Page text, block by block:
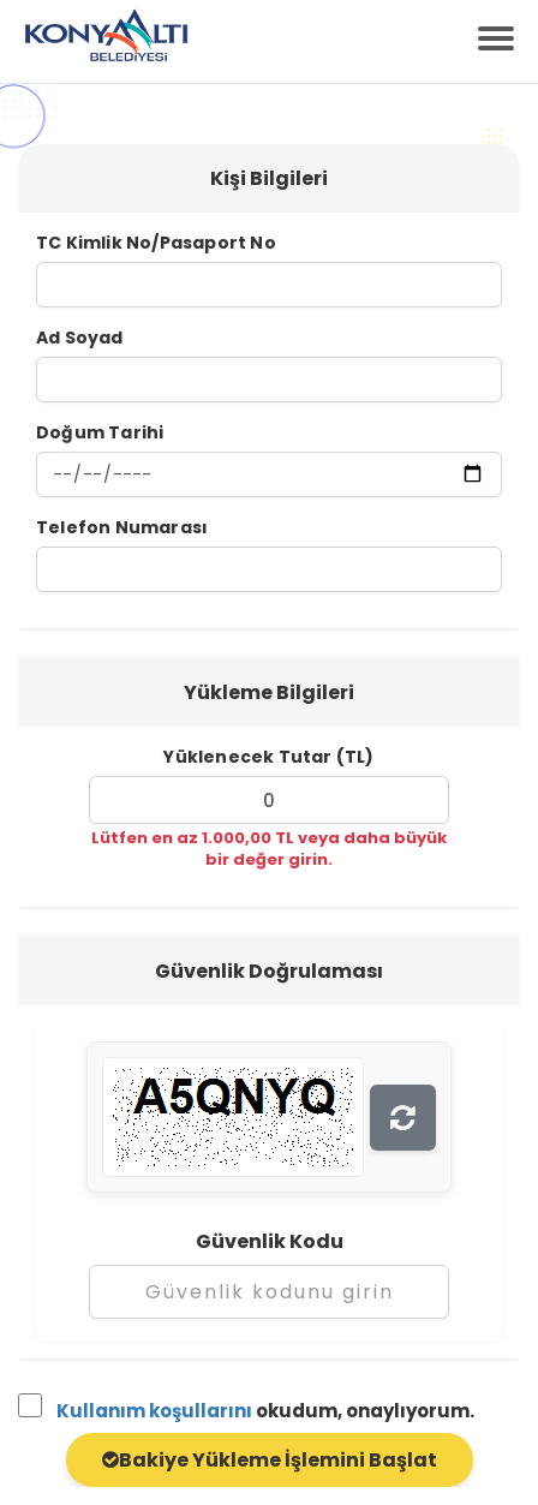
Kişi Bilgileri
TC Kimlik No/Pasaport No
Ad Soyad
Doğum Tarihi
Telefon Numarası
Yükleme Bilgileri
Yüklenecek Tutar (TL)
Lütfen en az 1.000,00 TL veya daha büyük
bir değer girin.
Güvenlik Doğrulaması
Güvenlik Kodu
Kullanım koşullarını okudum, onaylıyorum.
Bakiye Yükleme İşlemini Başlat